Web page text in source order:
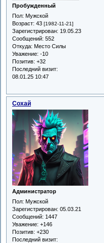
Пробужденный
Пол: Мужской
Возраст: 43 [1982-11-21]
Зарегистрирован: 19.05.23
Сообщений: 552
Откуда: Место Силы
Уважение: -10
Позитив: +32
Последний визит:
08.01.25 10:47
Сохай
Администратор
Пол: Мужской
Зарегистрирован: 05.03.21
Сообщений: 1447
Уважение: +146
Позитив: +230
Последний визит: